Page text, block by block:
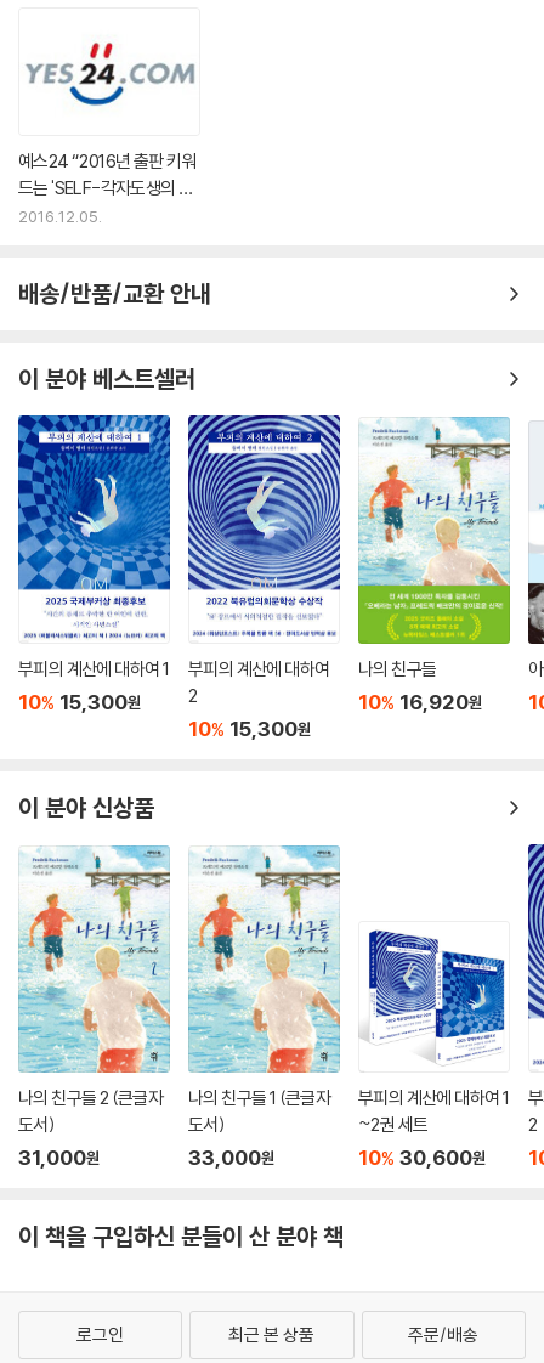
최고의 작품. - 데어 슈피겔(독일)
드)
익살스러움이 넘치는 작품. - 엘 문도(스페인)
책장마다 스며 있는 북유럽식 블랙 유머에 아르토 파실린나를 떠올리는 독
자라면 요나스 요나손의 기발한 상상력을 음미할 것이다. - 엘르(프랑스)
『창문 넘어 도망친 백세 노인』은 북유럽식 소설들은 음울하다는 편견을 완
벽하게 깨버릴 것이다. - 르 피가로(프랑스)
완전히 미친 듯이 엄청나게 웃긴 이야기. - 아프톤블라데트(스웨덴)
읽는 이를 기분 좋게 만드는 재미있는 이야기 - 엑스프레센(스웨덴)
독창적이면서도 영리하게 쓰인 놀라운 책. 나는 이 책을 읽는 동안 얼빠진
웃음을 지으며 앉아 이 백 세 노인을 만나 술 한잔 같이 했으면 하고 바라는
반드시 읽어 봐야 할 소설. 재미있고, 색다르고, 기억에 남는 작품이다. -
렌스포스텐(스웨덴)
대부분의 사건은 한계를 모르고, 대부분의 이야기는 독자의 예상에서 벗어
난다. 책을 읽을 때 이토록 웃은 게 얼마 만인지 모르겠다. - NA(스웨덴)
예스24 “2016년 출판 키워
드는 'SELF-각자도생의 시
대’”
2016.12.05.
배송/반품/교환 안내
이 분야 베스트셀러
부피의 계산에 대하여 1
10% 15,300원
부피의 계산에 대하여
2
10% 15,300원
나의 친구들
10% 16,920원
이 분야 신상품
나의 친구들 2 (큰글자
도서)
31,000원
나의 친구들 1 (큰글자
도서)
33,000원
부피의 계산에 대하여 1
~2권 세트
10% 30,600원
2
이 책을 구입하신 분들이 산 분야 책
로그인 최근 본 상품 주문/배송